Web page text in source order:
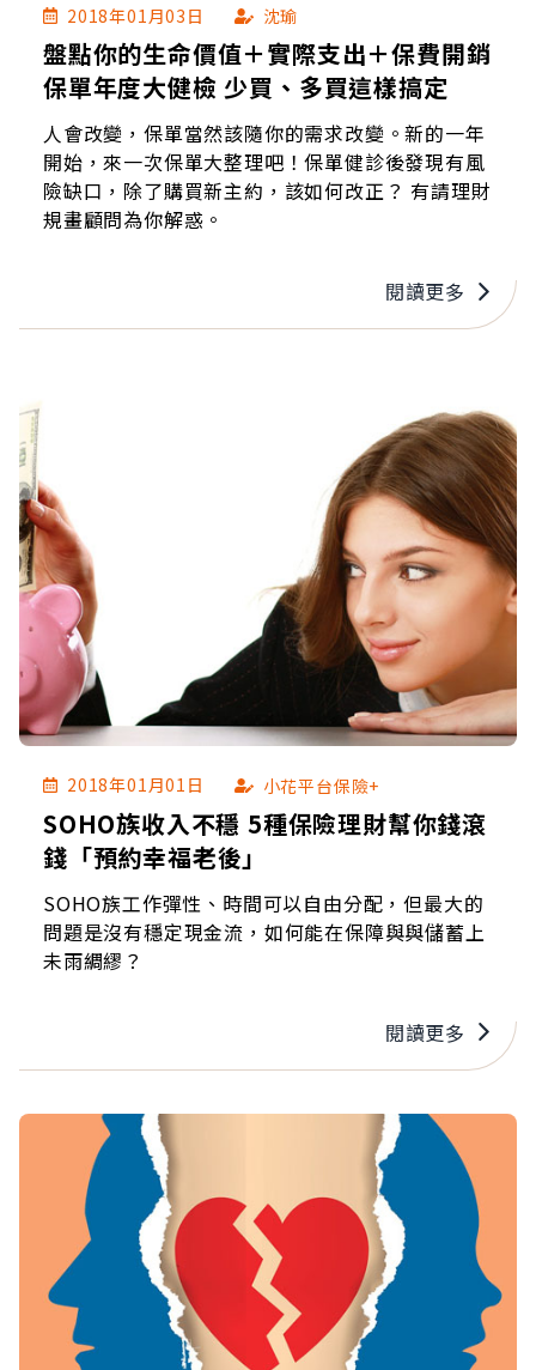
2018年01月03日 沈瑜
盤點你的生命價值＋實際支出＋保費開銷
保單年度大健檢 少買、多買這樣搞定
人會改變，保單當然該隨你的需求改變。新的一年
開始，來一次保單大整理吧！保單健診後發現有風
險缺口，除了購買新主約，該如何改正？ 有請理財
規畫顧問為你解惑。
閱讀更多
2018年01月01日 小花平台保險+
SOHO族收入不穩 5種保險理財幫你錢滾
錢「預約幸福老後」
SOHO族工作彈性、時間可以自由分配，但最大的
問題是沒有穩定現金流，如何能在保障與與儲蓄上
未雨綢繆？
閱讀更多